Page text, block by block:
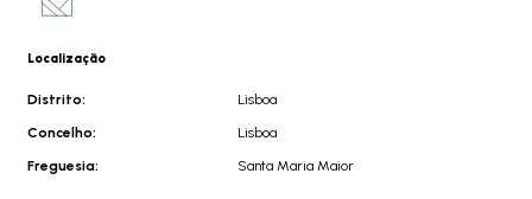
Localização
Distrito:
Lisboa
Concelho:
Lisboa
Freguesia:
Santa Maria Maior